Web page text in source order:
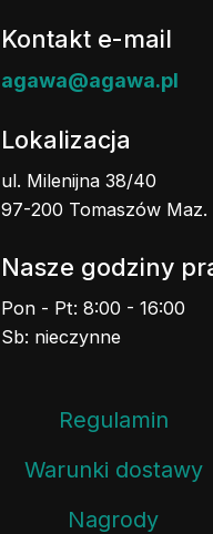
Kontakt e-mail
agawa@agawa.pl
Lokalizacja
ul. Milenijna 38/40
97-200 Tomaszów Maz.
Nasze godziny
Pon - Pt: 8:00 - 16:00
Sb: nieczynne
Regulamin
Warunki dostawy
Nagrody